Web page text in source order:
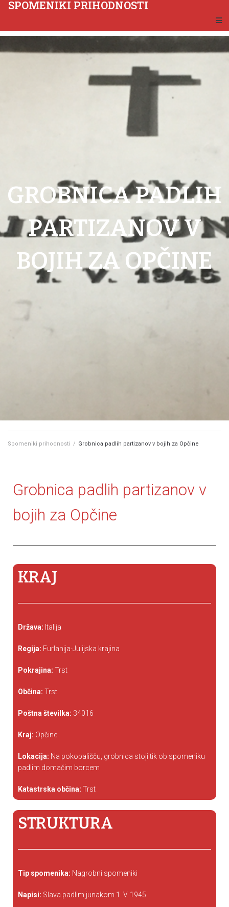
SPOMENIKI PRIHODNOSTI
GROBNICA PADLIH
PARTIZANOV V
BOJIH ZA OPČINE
Spomeniki prihodnosti / Grobnica padlih partizanov v bojih za Opčine
Grobnica padlih partizanov v
bojih za Opčine
KRAJ
Država: Italija
Regija: Furlanija-Julijska krajina
Pokrajina: Trst
Občina: Trst
Poštna številka: 34016
Kraj: Opčine
Lokacija: Na pokopališču, grobnica stoji tik ob spomeniku
padlim domačim borcem
Katastrska občina: Trst
STRUKTURA
Tip spomenika: Nagrobni spomeniki
Napisi: Slava padlim junakom 1. V. 1945